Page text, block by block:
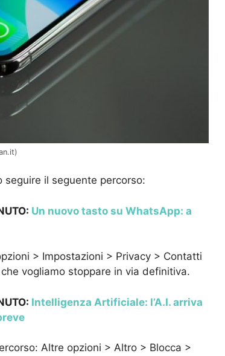
il seguente percorso:
Un nuovo tasto su WhatsApp: a
> Impostazioni > Privacy > Contatti
vogliamo stoppare in via definitiva.
Intelligenza Artificiale: l’A.I. arriva
Altre opzioni > Altro > Blocca >